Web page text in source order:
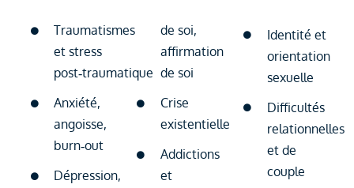
Traumatismes
et stress
post‑traumatique
Anxiété,
angoisse,
burn‑out
Dépression,
de soi,
affirmation
de soi
Crise
existentielle
Addictions
et
Identité et
orientation
sexuelle
Difficultés
relationnelles
et de
couple